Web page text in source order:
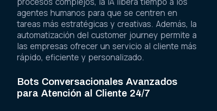
agentes humanos para que se centren en
tareas más estratégicas y creativas. Además, la
automatización del customer journey permite a
las empresas ofrecer un servicio al cliente más
rápido, eficiente y personalizado.
Bots Conversacionales Avanzados
para Atención al Cliente 24/7